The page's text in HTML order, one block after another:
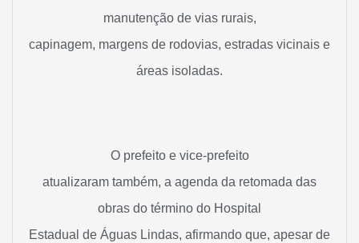
manutenção de vias rurais,
capinagem, margens de rodovias, estradas vicinais e
áreas isoladas.
O prefeito e vice-prefeito
atualizaram também, a agenda da retomada das
obras do término do Hospital
Estadual de Águas Lindas, afirmando que, apesar de